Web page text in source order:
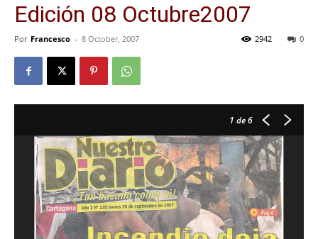
Edición 08 Octubre2007
Por Francesco - 8 October, 2007 0
2942
1 de 6